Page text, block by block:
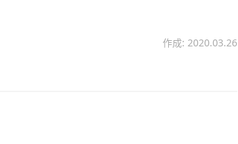
作成: 2020.03.26